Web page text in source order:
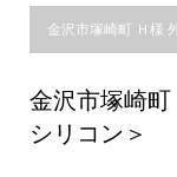
金沢市塚崎町 Ｈ様
金沢市塚崎
シリコン＞